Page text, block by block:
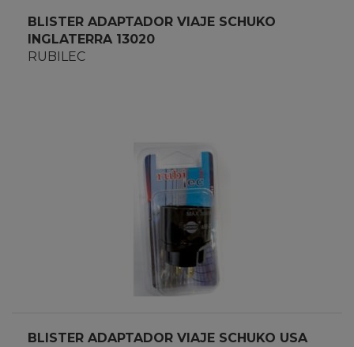
BLISTER ADAPTADOR VIAJE SCHUKO
INGLATERRA 13020
RUBILEC
BLISTER ADAPTADOR VIAJE SCHUKO USA